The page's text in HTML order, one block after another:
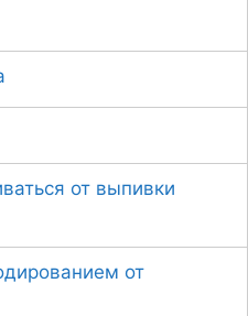
от выпивки
от